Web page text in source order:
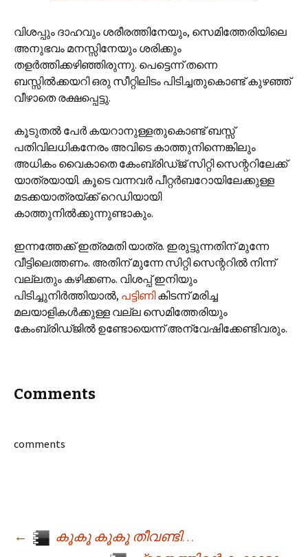
വിശപ്പും ദാഹവും ശരീരത്തിനേയും, സെമിത്തേരിയിലെ
അനുഭവം മനസ്സിനേയും ശരിക്കും
തളര്‍ത്തിക്കഴിഞ്ഞിരുന്നു. പെട്ടെന്ന് തന്നെ
ബസ്സില്‍ക്കയറി ഒരു സീറ്റിലിടം പിടിച്ചതുകൊണ്ട് കുഴഞ്ഞ്
വീഴാതെ രക്ഷപ്പെട്ടു.
കൂടുതല്‍ പേര്‍ കയറാനുള്ളതുകൊണ്ട് ബസ്സ്
പതിവിലധികനേരം അവിടെ കാത്തുനിന്നെങ്കിലും
അധികം വൈകാതെ കേംബ്രിഡ്ജ് സിറ്റി സെന്ററിലേക്ക്
യാത്രയായി. കൂടെ വന്നവര്‍ പീറ്റര്‍ബറോയിലേക്കുള്ള
മടക്കയാത്രയ്ക്ക് റെഡിയായി
കാത്തുനില്‍ക്കുന്നുണ്ടാകും.
ഇന്നത്തേക്ക് ഇത്രമതി യാത്ര. ഇരുട്ടുന്നതിന് മുന്നേ
വീട്ടിലെത്തണം. അതിന് മുന്നേ സിറ്റി സെന്ററില്‍ നിന്ന്
വല്ലതും കഴിക്കണം. വിശപ്പ് ഇനിയും
പിടിച്ചുനിര്‍ത്തിയാല്‍, പട്ടിണികിടന്ന് മരിച്ച
മലയാളികള്‍ക്കുള്ള വല്ല സെമിത്തേരിയും
കേംബ്രിഡ്‌ജില്‍ ഉണ്ടോയെന്ന് അന്വേഷിക്കേണ്ടിവരും.
Comments
comments
←
കൂകൂ കൂകൂ തീവണ്ടി…